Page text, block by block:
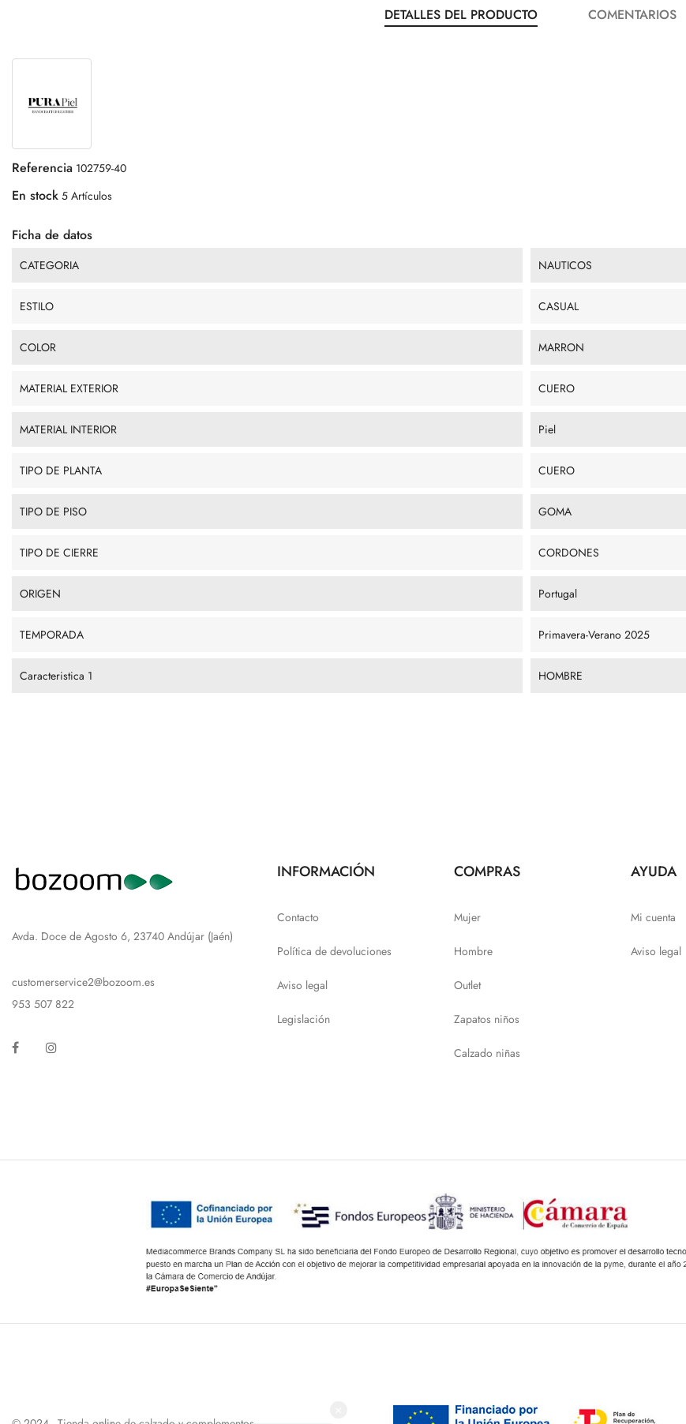
DETALLES DEL PRODUCTO COMENTARIOS
Referencia 102759-40
En stock 5 Artículos
Ficha de datos
CATEGORIA NAUTICOS
ESTILO CASUAL
COLOR MARRON
MATERIAL EXTERIOR CUERO
MATERIAL INTERIOR Piel
TIPO DE PLANTA CUERO
TIPO DE PISO GOMA
TIPO DE CIERRE CORDONES
ORIGEN Portugal
TEMPORADA Primavera-Verano 2025
Caracteristica 1 HOMBRE
Avda. Doce de Agosto 6, 23740 Andújar (Jaén)
customerservice2@bozoom.es
953 507 822
Facebook
INFORMACIÓN
Contacto
Política de devoluciones
Aviso legal
Legislación
COMPRAS
Mujer
Hombre
Outlet
Zapatos niños
Calzado niñas
AYUDA
Mi cuenta
Aviso legal